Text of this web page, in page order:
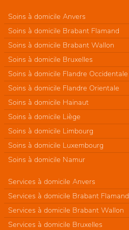
Soins à domicile Anvers
Soins à domicile Brabant Flamand
Soins à domicile Brabant Wallon
Soins à domicile Bruxelles
Soins à domicile Flandre Occidentale
Soins à domicile Flandre Orientale
Soins à domicile Hainaut
Soins à domicile Liège
Soins à domicile Limbourg
Soins à domicile Luxembourg
Soins à domicile Namur
Services à domicile Anvers
Services à domicile Brabant Flamand
Services à domicile Brabant Wallon
Services à domicile Bruxelles